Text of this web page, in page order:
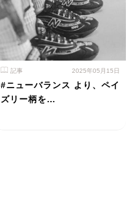
記事 2025年05月15日
#ニューバランス より、ペイ
ズリー柄を…